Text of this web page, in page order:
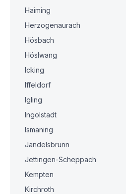
Haiming
Herzogenaurach
Hösbach
Höslwang
Icking
Iffeldorf
Igling
Ingolstadt
Ismaning
Jandelsbrunn
Jettingen-Scheppach
Kempten
Kirchroth